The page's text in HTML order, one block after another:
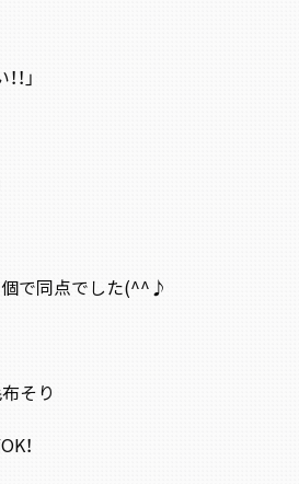
」
で同点でした(^^♪
そり
！